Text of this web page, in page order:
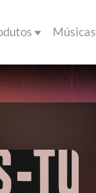
Músicas